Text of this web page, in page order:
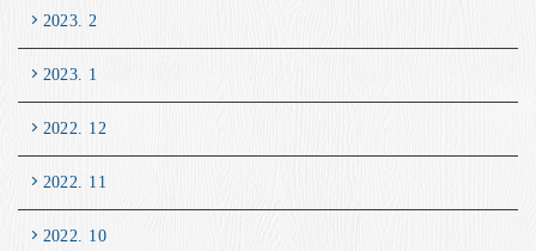
2023. 2
2023. 1
2022. 12
2022. 11
2022. 10